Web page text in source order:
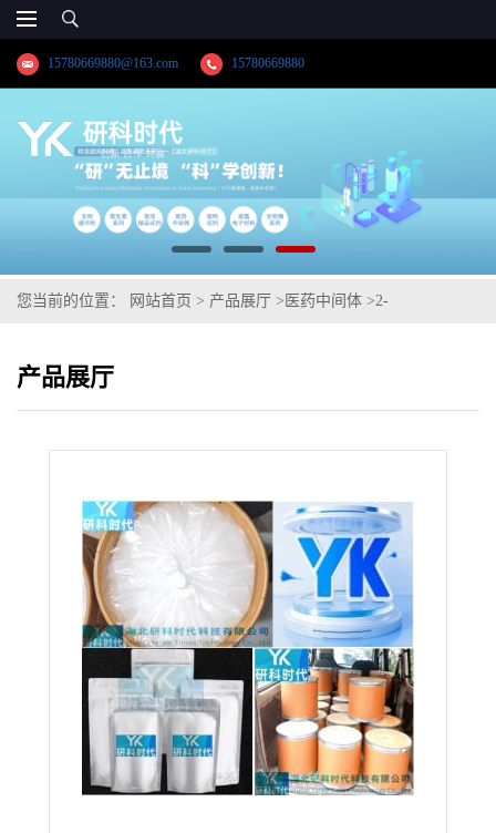
15780669880@163.com 15780669880
您当前的位置： 网站首页 > 产品展厅 > 医药中间体 >2-
环戊二烯并[1,2-C]吡唑-1-基)乙酸
产品展厅